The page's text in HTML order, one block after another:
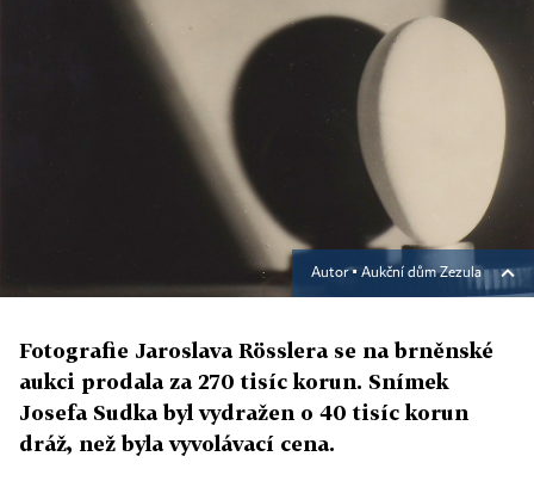
Autor ▪ Aukční dům Zezula
Fotografie Jaroslava Rösslera se na brněnské
aukci prodala za 270 tisíc korun. Snímek
Josefa Sudka byl vydražen o 40 tisíc korun
dráž, než byla vyvolávací cena.